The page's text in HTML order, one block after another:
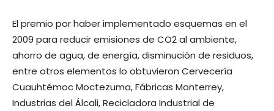
El premio por haber implementado esquemas en el
2009 para reducir emisiones de CO2 al ambiente,
ahorro de agua, de energía, disminución de residuos,
entre otros elementos lo obtuvieron Cervecería
Cuauhtémoc Moctezuma, Fábricas Monterrey,
Industrias del Álcali, Recicladora Industrial de